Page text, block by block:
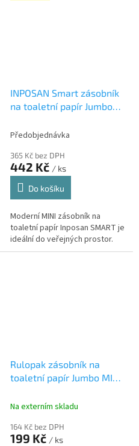
INPOSAN Smart zásobník
na toaletní papír Jumbo
Předobjednávka
365 Kč bez DPH
442 Kč / ks
Do košíku
Moderní MINI zásobník na
toaletní papír Inposan SMART je
ideální do veřejných prostor.
Rulopak zásobník na
toaletní papír Jumbo MINI
Na externím skladu
164 Kč bez DPH
199 Kč / ks